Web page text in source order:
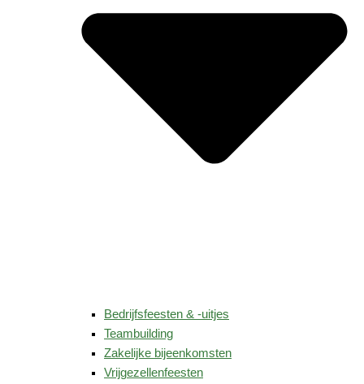
Bedrijfsfeesten & -uitjes
Teambuilding
Zakelijke bijeenkomsten
Vrijgezellenfeesten